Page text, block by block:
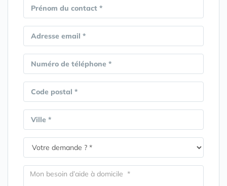
Prénom du contact *
Adresse email *
Numéro de téléphone *
Code postal *
Ville *